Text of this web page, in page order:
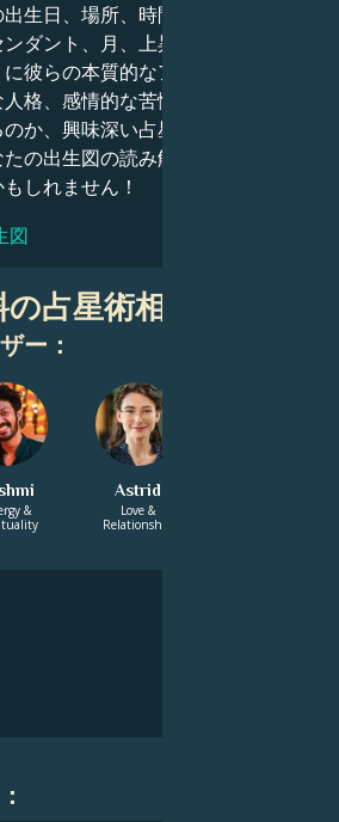
生日、場所、時間、惑星の位置、
ダント、月、上昇星座など、出生
彼らの本質的なアイデンティテ
格、感情的な苦悩、そして成功へ
か、興味深い占星術的解釈を探っ
の出生図の読み解きも、同様の洞
しれません！
図
占星術相談
ー：
&
Astrid
Love &
Relationship